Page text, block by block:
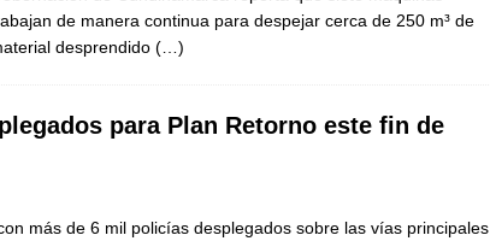
vinculado al entramado empresarial JUDICIALES
de manera continua para despejar cerca de 250 m³ de
desprendido (…)
para Plan Retorno este fin de
más de 6 mil policías desplegados sobre las vías principales